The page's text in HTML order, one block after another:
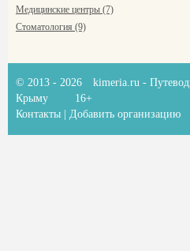
Медицинские центры (7)
Стоматология (9)
© 2013 - 2026 kimeria.ru -
Крыму
16+
Контакты
Добавить организацию